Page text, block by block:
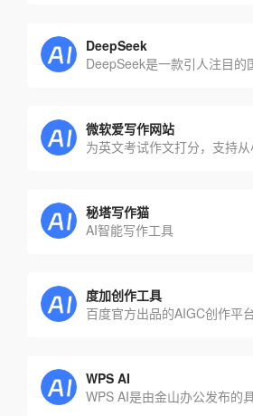
DeepSeek
微软爱写作网站
为英文考试作文打分，支持
秘塔写作猫
AI智能写作工具
度加创作工具
百度官方出品的AIGC创作平
WPS AI